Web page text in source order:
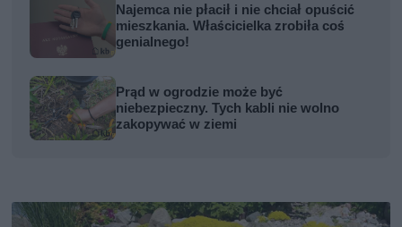
Najemca nie płacił i nie chciał opuścić
mieszkania. Właścicielka zrobiła coś
genialnego!
Prąd w ogrodzie może być
niebezpieczny. Tych kabli nie wolno
zakopywać w ziemi